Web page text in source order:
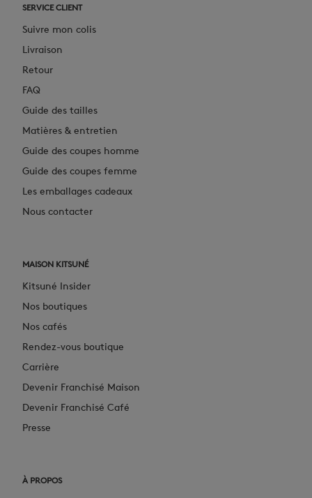
SERVICE CLIENT
Suivre mon colis
Livraison
Retour
FAQ
Guide des tailles
Matières & entretien
Guide des coupes homme
Guide des coupes femme
Les emballages cadeaux
Nous contacter
MAISON KITSUNÉ
Kitsuné Insider
Nos boutiques
Nos cafés
Rendez-vous boutique
Carrière
Devenir Franchisé Maison
Devenir Franchisé Café
Presse
À PROPOS